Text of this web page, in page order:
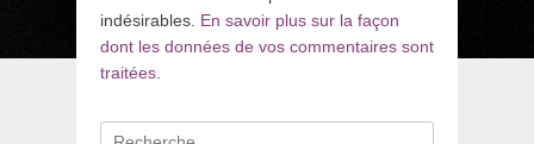
indésirables. En savoir plus sur la façon
dont les données de vos commentaires sont
traitées
Recherche